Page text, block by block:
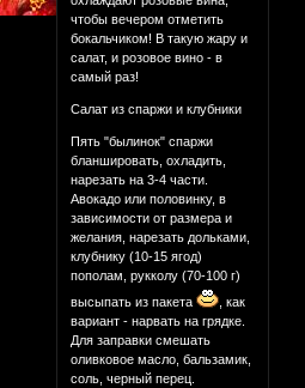
чтобы вечером отметить
бокальчиком! В такую жару и
салат, и розовое вино - в
самый раз!
Салат из спаржи и клубники
Пять "былинок" спаржи
бланшировать, охладить,
нарезать на 3-4 части.
Авокадо или половинку, в
зависимости от размера и
желания, нарезать дольками,
клубнику (10-15 ягод)
пополам, рукколу (70-100 г)
высыпать из пакета
, как
вариант - нарвать на грядке.
Для заправки смешать
оливковое масло, бальзамик,
соль, черный перец.